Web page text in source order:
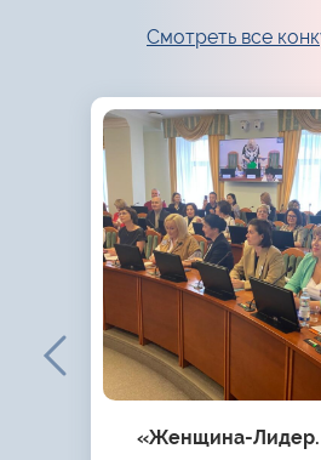
Смотреть все
«Женщина-Лидер.